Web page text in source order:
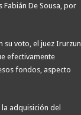
De Sousa, por
su voto, el juez Irurzun
efectivamente
fondos, aspecto
adquisición del